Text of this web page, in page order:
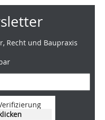
Recht und Baupraxis